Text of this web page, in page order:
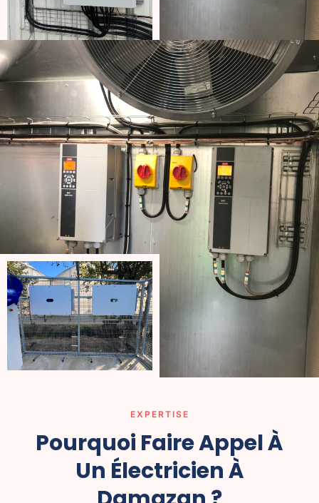
EXPERTISE
Pourquoi Faire Appel À
Un Électricien À